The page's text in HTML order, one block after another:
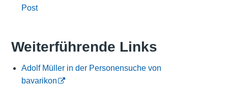
Post
Weiterführende Links
Adolf Müller in der Personensuche von
bavarikon